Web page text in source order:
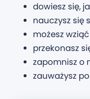
dowiesz się,
nauczysz się
możesz
przekonasz
zapomnisz o
zauważysz